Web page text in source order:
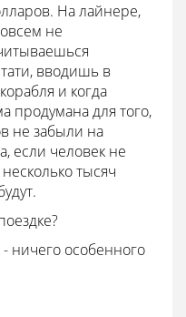
На лайнере,
не
вводишь в
и когда
продумана для того,
не забыли на
если человек не
тысяч
ничего особенного